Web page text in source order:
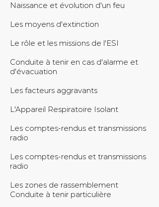
Naissance et évolution d'un feu
Les moyens d'extinction
Le rôle et les missions de l'ESI
Conduite à tenir en cas d'alarme et
d'évacuation
Les facteurs aggravants
L'Appareil Respiratoire Isolant
Les comptes-rendus et transmissions
radio
Les comptes-rendus et transmissions
radio
Les zones de rassemblement
Conduite à tenir particulière